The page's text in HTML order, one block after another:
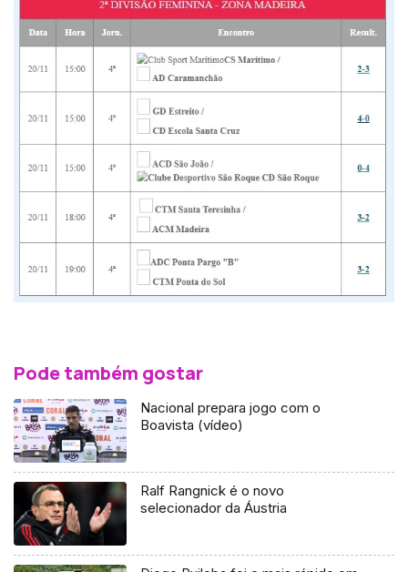
Pode também gostar
Nacional prepara jogo com o
Boavista (vídeo)
Ralf Rangnick é o novo
selecionador da Áustria